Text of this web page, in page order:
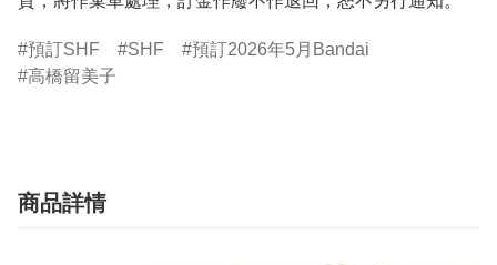
預訂SHF SHF
預訂2026年5月Bandai
高橋留美子
商品詳情